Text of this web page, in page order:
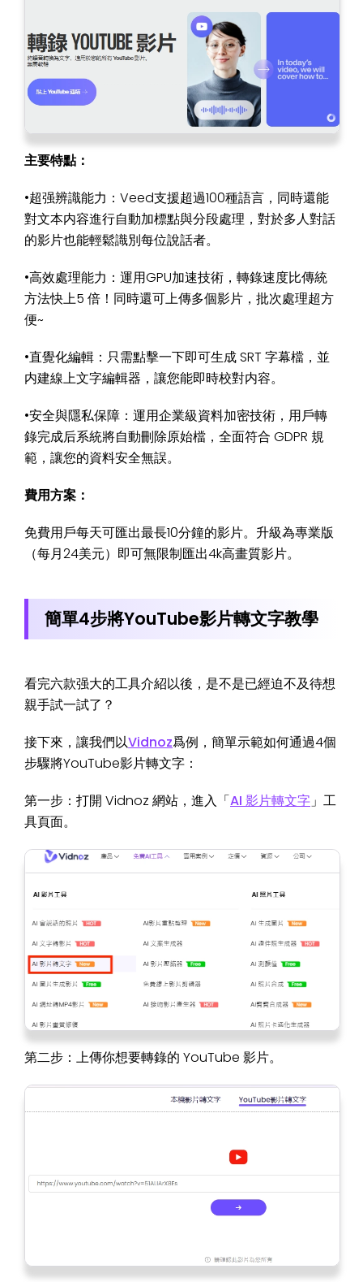
主要特點：
•超强辨識能力：Veed支援超過100種語言，同時還能
對文本内容進行自動加標點與分段處理，對於多人對話
的影片也能輕鬆識別每位說話者。
•高效處理能力：運用GPU加速技術，轉錄速度比傳統
方法快上5 倍！同時還可上傳多個影片，批次處理超方
便~
•直覺化編輯：只需點擊一下即可生成 SRT 字幕檔，並
内建線上文字編輯器，讓您能即時校對内容。
•安全與隱私保障：運用企業級資料加密技術，用戶轉
錄完成后系統將自動刪除原始檔，全面符合 GDPR 規
範，讓您的資料安全無誤。
費用方案：
免費用戶每天可匯出最長10分鐘的影片。升級為專業版
（每月24美元）即可無限制匯出4k高畫質影片。
簡單4步將YouTube影片轉文字教學
看完六款强大的工具介紹以後，是不是已經迫不及待想
親手試一試了？
接下來，讓我們以Vidnoz爲例，簡單示範如何通過4個
步驟將YouTube影片轉文字：
第一步：打開 Vidnoz 網站，進入「AI 影片轉文字」工
具頁面。
第二步：上傳你想要轉錄的 YouTube 影片。